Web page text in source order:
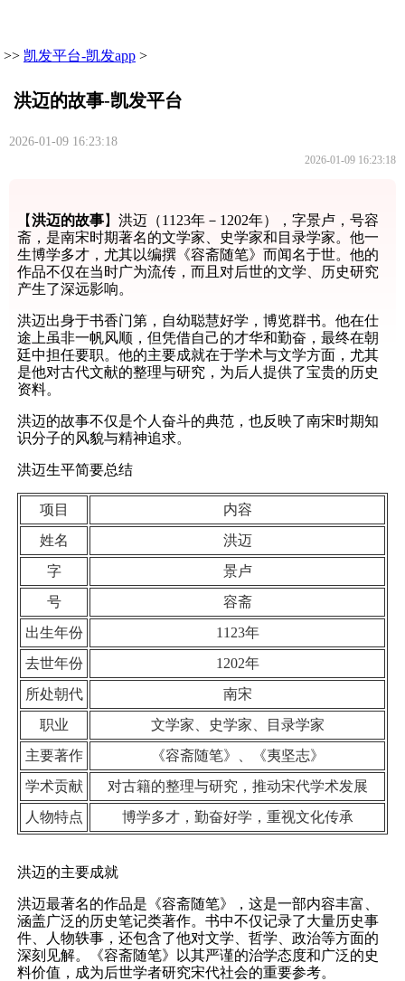
>> 凯发平台-凯发app >
洪迈的故事-凯发平台
2026-01-09 16:23:18
2026-01-09 16:23:18
【洪迈的故事】洪迈（1123年－1202年），字景卢，号容
斋，是南宋时期著名的文学家、史学家和目录学家。他一
生博学多才，尤其以编撰《容斋随笔》而闻名于世。他的
作品不仅在当时广为流传，而且对后世的文学、历史研究
产生了深远影响。
洪迈出身于书香门第，自幼聪慧好学，博览群书。他在仕
途上虽非一帆风顺，但凭借自己的才华和勤奋，最终在朝
廷中担任要职。他的主要成就在于学术与文学方面，尤其
是他对古代文献的整理与研究，为后人提供了宝贵的历史
资料。
洪迈的故事不仅是个人奋斗的典范，也反映了南宋时期知
识分子的风貌与精神追求。
洪迈生平简要总结
项目
内容
姓名
洪迈
字
景卢
号
容斋
出生年份
1123年
去世年份
1202年
所处朝代
南宋
职业
文学家、史学家、目录学家
主要著作
《容斋随笔》、《夷坚志》
学术贡献
对古籍的整理与研究，推动宋代学术发展
人物特点
博学多才，勤奋好学，重视文化传承
洪迈的主要成就
洪迈最著名的作品是《容斋随笔》，这是一部内容丰富、
涵盖广泛的历史笔记类著作。书中不仅记录了大量历史事
件、人物轶事，还包含了他对文学、哲学、政治等方面的
深刻见解。《容斋随笔》以其严谨的治学态度和广泛的史
料价值，成为后世学者研究宋代社会的重要参考。